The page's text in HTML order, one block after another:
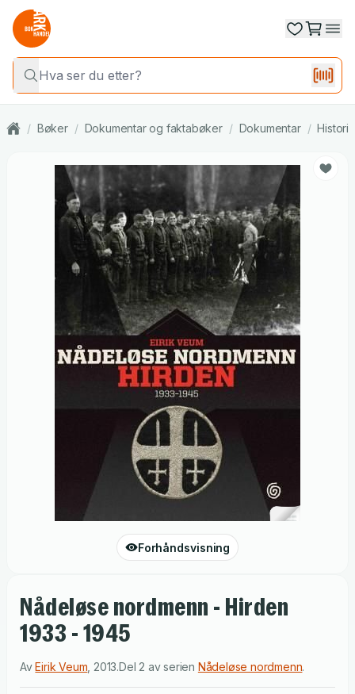
/ Bøker / Dokumentar og faktabøker / Dokumentar / Historie
Forhåndsvisning
Nådeløse nordmenn - Hirden
1933 - 1945
AvEirik Veum 2013.Del 2 av serien Nådeløse nordmenn.